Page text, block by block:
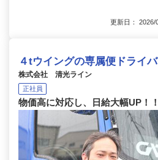
更新日：
４tウイングの専属便ドライ
株式会社 清光ライン
正社員
物価高に対応し、日給大幅UP！